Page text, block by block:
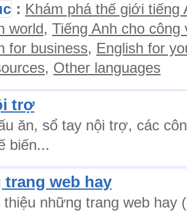
: Khám phá thế giới tiếng
world, Tiếng Anh cho công
for business, English for
, Other languages
trợ
ăn, sổ tay nội trợ, các
biến...
web hay
những trang web hay